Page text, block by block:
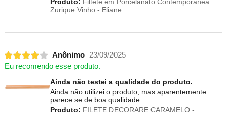
Zurique Vinho - Eliane
Anônimo 23/09/2025
Eu recomendo esse produto.
Ainda não testei a qualidade do produto.
Ainda não utilizei o produto, mas aparentemente
parece se de boa qualidade.
Produto: FILETE DECORARE CARAMELO -